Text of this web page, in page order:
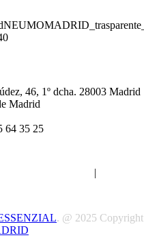
46, 1º dcha. 28003 Madrid
Madrid
64 35 25
|
. @ 2025 Copyright